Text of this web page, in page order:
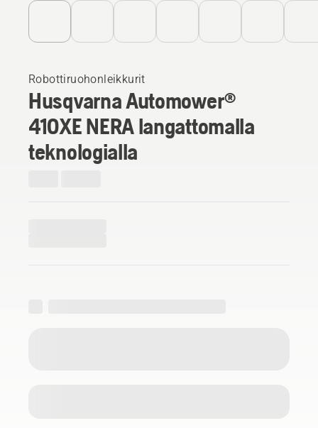
Robottiruohonleikkurit
Husqvarna Automower®
410XE NERA langattomalla
teknologialla